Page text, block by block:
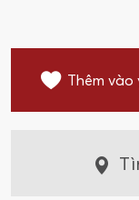
Thêm vào